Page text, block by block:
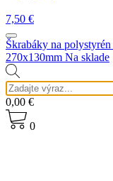
7,50 €
Škrabáky na polystyrén
270x130mm Na sklade
0,00 €
0